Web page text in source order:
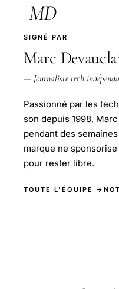
MD
SIGNÉ PAR
Marc
— Journaliste tech
Passionné par les
son depuis 1998,
pendant des
marque ne
pour rester libre.
TOUTE L'ÉQUIPE →